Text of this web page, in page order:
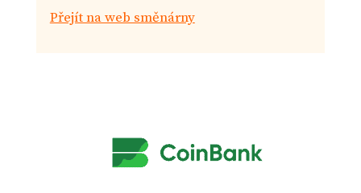
Přejít na web směnárny